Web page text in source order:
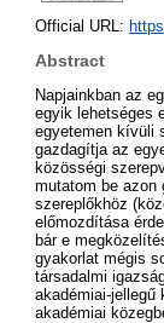
Official URL:
Abstract
Napjainkban az
egyik lehetséges
egyetemen kívüli
gazdagítja az
közösségi
mutatom be azon
szereplőkhöz
előmozdítása
bár e
gyakorlat mégis
társadalmi
akadémiai-jellegű
akadémiai